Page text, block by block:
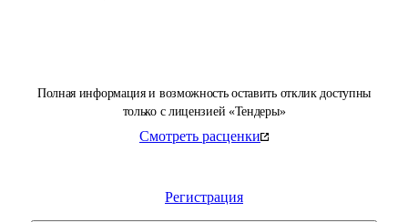
Полная информация и возможность оставить отклик доступны
только с лицензией «Тендеры»
Смотреть расценки
Регистрация